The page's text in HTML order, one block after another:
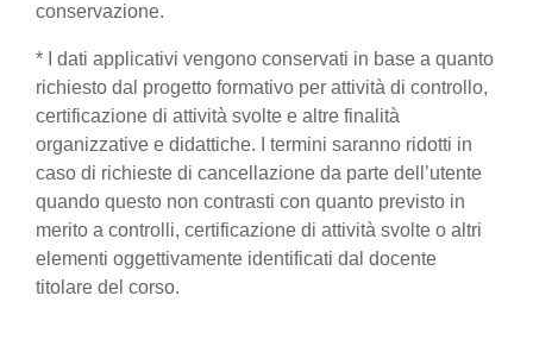
conservazione.
* I dati applicativi vengono conservati in base a quanto
richiesto dal progetto formativo per attività di controllo,
certificazione di attività svolte e altre finalità
organizzative e didattiche. I termini saranno ridotti in
caso di richieste di cancellazione da parte dell’utente
quando questo non contrasti con quanto previsto in
merito a controlli, certificazione di attività svolte o altri
elementi oggettivamente identificati dal docente
titolare del corso.